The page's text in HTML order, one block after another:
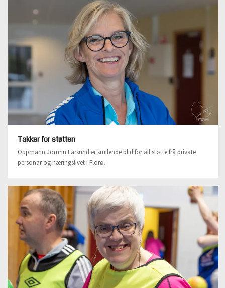
Takker for støtten
Oppmann Jorunn Farsund er smilende blid for all støtte frå private
personar og næringslivet i Florø.